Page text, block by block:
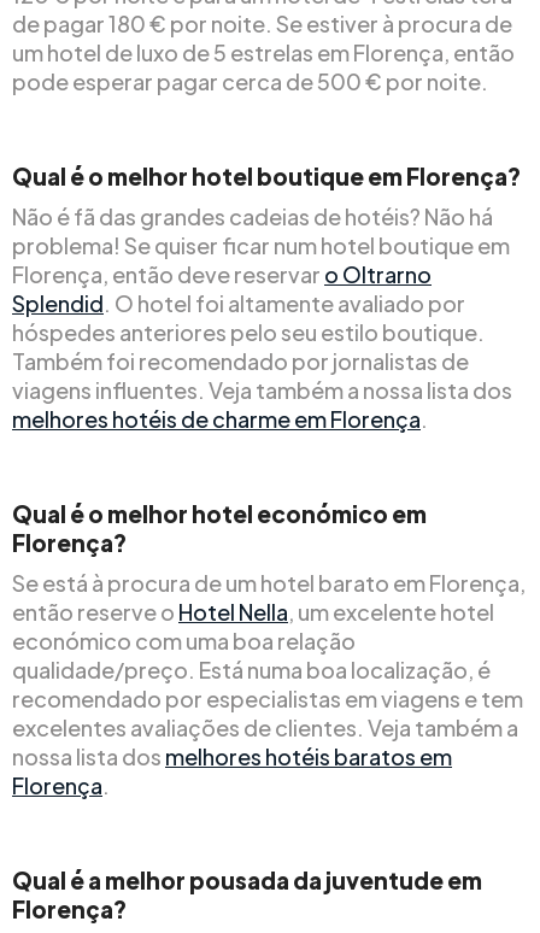
de pagar 180 € por noite. Se estiver à procura de
um hotel de luxo de 5 estrelas em Florença, então
pode esperar pagar cerca de 500 € por noite.
Qual é o melhor hotel boutique em Florença?
Não é fã das grandes cadeias de hotéis? Não há
problema! Se quiser ficar num hotel boutique em
Florença, então deve reservar o Oltrarno
Splendid. O hotel foi altamente avaliado por
hóspedes anteriores pelo seu estilo boutique.
Também foi recomendado por jornalistas de
viagens influentes. Veja também a nossa lista dos
melhores hotéis de charme em Florença.
Qual é o melhor hotel económico em
Florença?
Se está à procura de um hotel barato em Florença,
então reserve o Hotel Nella, um excelente hotel
económico com uma boa relação
qualidade/preço. Está numa boa localização, é
recomendado por especialistas em viagens e tem
excelentes avaliações de clientes. Veja também a
nossa lista dos melhores hotéis baratos em
Florença.
Qual é a melhor pousada da juventude em
Florença?